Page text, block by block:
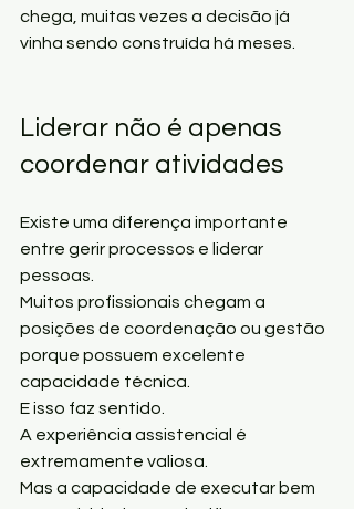
chega, muitas vezes a decisão já
vinha sendo construída há meses.
Liderar não é apenas
coordenar atividades
Existe uma diferença importante
entre gerir processos e liderar
pessoas.
Muitos profissionais chegam a
posições de coordenação ou gestão
porque possuem excelente
capacidade técnica.
E isso faz sentido.
A experiência assistencial é
extremamente valiosa.
Mas a capacidade de executar bem